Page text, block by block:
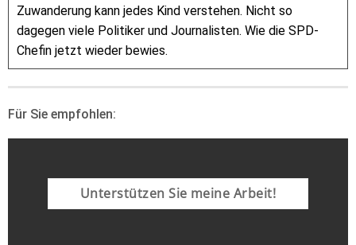
Zuwanderung kann jedes Kind verstehen. Nicht so
dagegen viele Politiker und Journalisten. Wie die SPD-
Chefin jetzt wieder bewies.
Für Sie empfohlen:
Unterstützen Sie meine Arbeit!